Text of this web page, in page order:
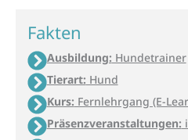
Fakten
Ausbildung: Hundetrainer
Tierart: Hund
Kurs: Fernlehrgang (E-
Präsenzveranstaltungen: